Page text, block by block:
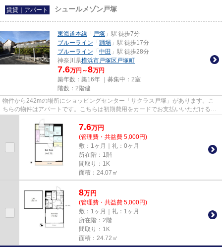
賃貸｜アパート シュールメゾン戸塚
東海道本線 「 戸塚 」駅 徒歩7分
ブルーライン 「 踊場 」駅 徒歩17分
ブルーライン 「 中田 」駅 徒歩28分
神奈川県横浜市戸塚区 戸塚町
7.6万円～8万円
築年数：築16年 ｜募集中： 2室
階数：2階建
物件から242mの場所にショッピングセンター「サクラス戸塚」があります。こ
ちらの物件はアパートです。こちらは初期費用をカードでお支払いいただける物
件です。道が平坦だと買い物も...
7.6万円
(管理費・共益費 5,000円)
敷：1ヶ月｜礼：0ヶ月
所在階：1階
間取り：1K
面積：24.07㎡
8万円
(管理費・共益費 5,000円)
敷：1ヶ月｜礼：1ヶ月
所在階：2階
間取り：1K
面積：24.72㎡